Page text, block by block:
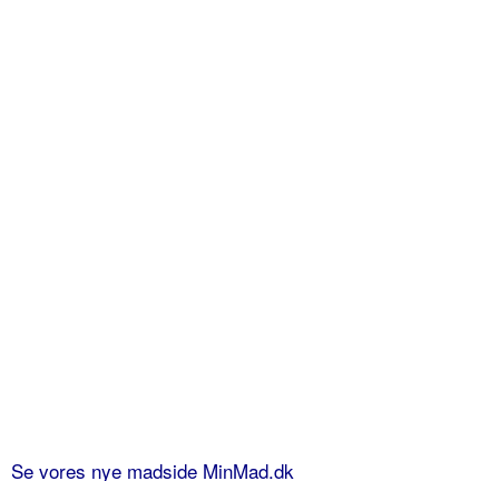
Se vores nye madside MinMad.dk